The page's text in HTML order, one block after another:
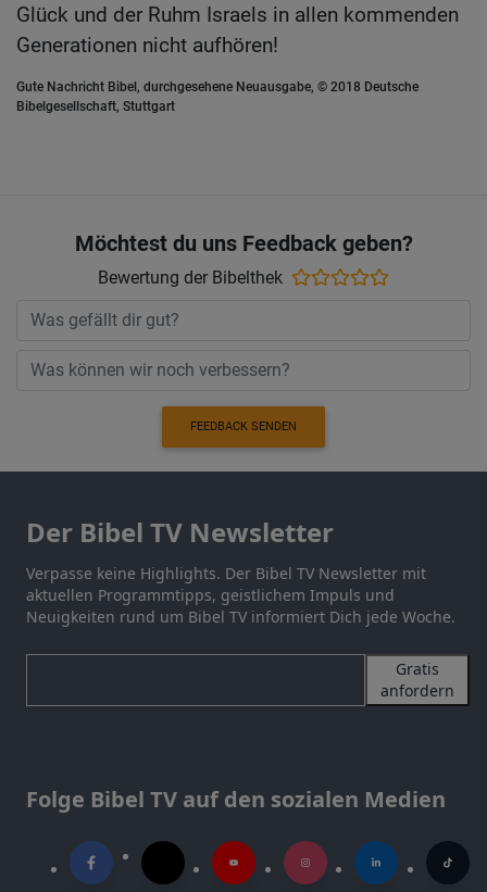
Glück und der Ruhm Israels in allen kommenden
Generationen nicht aufhören!
Gute Nachricht Bibel, durchgesehene Neuausgabe, © 2018 Deutsche
Bibelgesellschaft, Stuttgart
Möchtest du uns Feedback geben?
Bewertung der Bibelthek
FEEDBACK SENDEN
Der Bibel TV Newsletter
Verpasse keine Highlights. Der Bibel TV Newsletter mit
aktuellen Programmtipps, geistlichem Impuls und
Neuigkeiten rund um Bibel TV informiert Dich jede Woche.
Gratis
anfordern
Folge Bibel TV auf den sozialen Medien